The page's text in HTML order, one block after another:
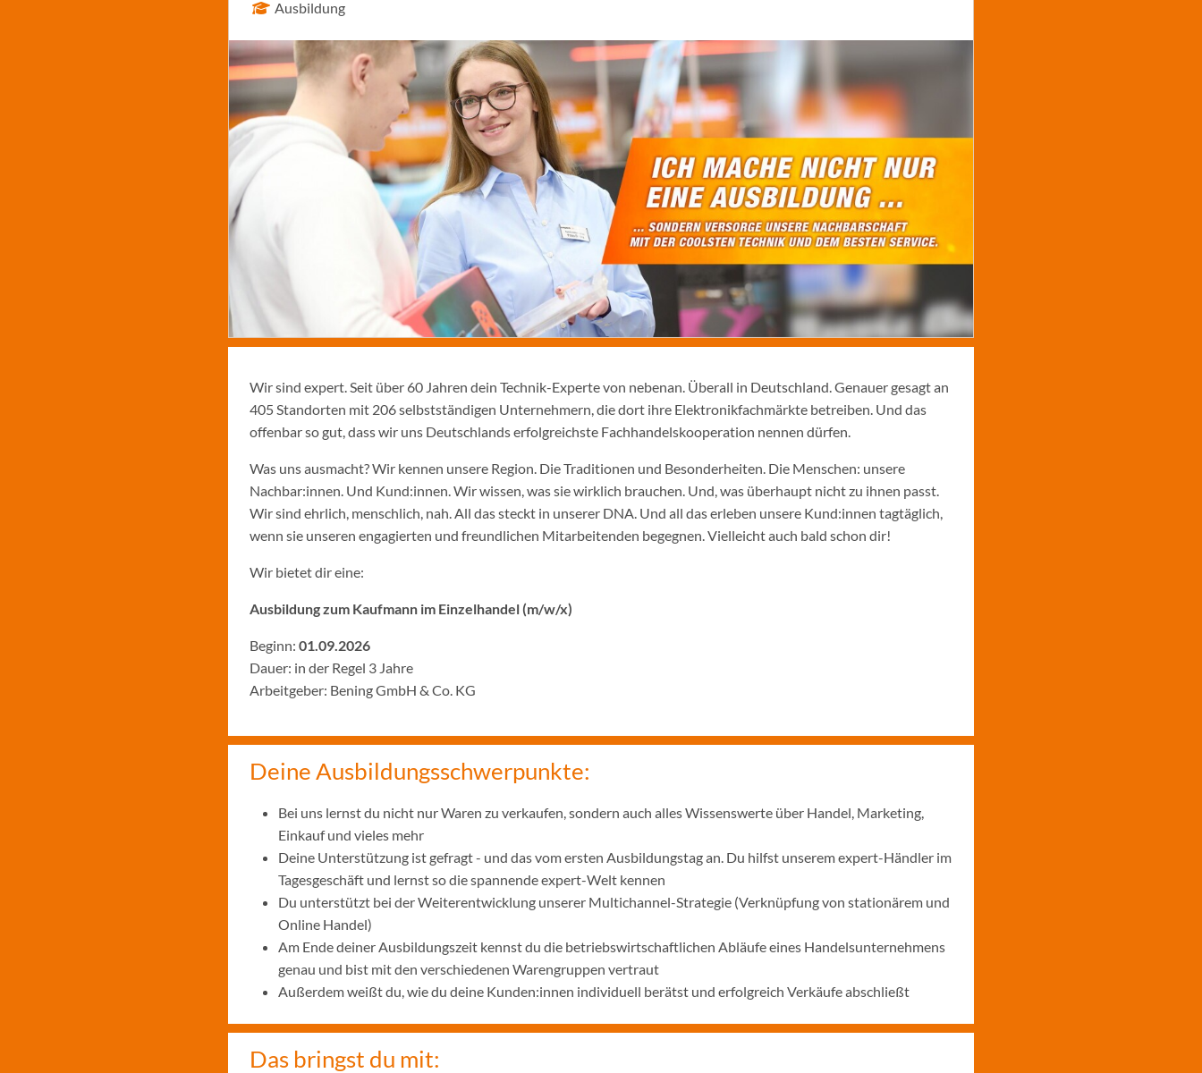
Ausbildung
Wir sind expert. Seit über 60 Jahren dein Technik-Experte von nebenan. Überall in Deutschland. Genauer gesagt an
405 Standorten mit 206 selbstständigen Unternehmern, die dort ihre Elektronikfachmärkte betreiben. Und das
offenbar so gut, dass wir uns Deutschlands erfolgreichste Fachhandelskooperation nennen dürfen.
Was uns ausmacht? Wir kennen unsere Region. Die Traditionen und Besonderheiten. Die Menschen: unsere
Nachbar:innen. Und Kund:innen. Wir wissen, was sie wirklich brauchen. Und, was überhaupt nicht zu ihnen passt.
Wir sind ehrlich, menschlich, nah. All das steckt in unserer DNA. Und all das erleben unsere Kund:innen tagtäglich,
wenn sie unseren engagierten und freundlichen Mitarbeitenden begegnen. Vielleicht auch bald schon dir!
Wir bietet dir eine:
Ausbildung zum Kaufmann im Einzelhandel (m/w/x)
Beginn: 01.09.2026
Dauer: in der Regel 3 Jahre
Arbeitgeber: Bening GmbH & Co. KG
Deine Ausbildungsschwerpunkte:
Bei uns lernst du nicht nur Waren zu verkaufen, sondern auch alles Wissenswerte über Handel, Marketing,
Einkauf und vieles mehr
Deine Unterstützung ist gefragt - und das vom ersten Ausbildungstag an. Du hilfst unserem expert-Händler im
Tagesgeschäft und lernst so die spannende expert-Welt kennen
Du unterstützt bei der Weiterentwicklung unserer Multichannel-Strategie (Verknüpfung von stationärem und
Online Handel)
Am Ende deiner Ausbildungszeit kennst du die betriebswirtschaftlichen Abläufe eines Handelsunternehmens
genau und bist mit den verschiedenen Warengruppen vertraut
Außerdem weißt du, wie du deine Kunden:innen individuell berätst und erfolgreich Verkäufe abschließt
Das bringst du mit: